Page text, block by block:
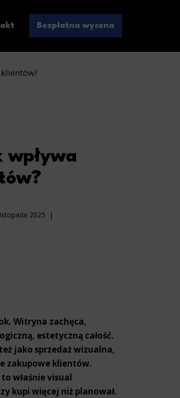
Bezpłatna wycena
2025
Witryna zachęca,
estetyczną całość.
jako sprzedaż wizualna,
zakupowe klientów.
właśnie visual
kupi więcej niż planował.